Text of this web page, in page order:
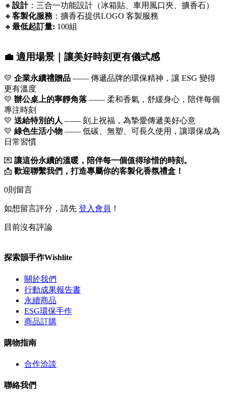
🔸 設計：三合一功能設計（冰箱貼、車用風口夾、擴香石）
🔸 客製化服務 ：擴香石提供LOGO 客製服務
🔸 最低起訂量: 100組
💼 適用場景｜讓美好時刻更有儀式感
💛 企業永續禮贈品 —— 傳遞品牌的環保精神，讓 ESG 變得
更有溫度
💛 辦公桌上的寧靜角落 —— 柔和香氣，舒緩身心，陪伴每個
專注時刻
💛 送給特別的人 —— 刻上祝福，為摯愛傳遞美好心意
💛 綠色生活小物 —— 低碳、無塑、可長久使用，讓環保成為
日常習慣
💌 讓這份永續的溫暖，陪伴每一個值得珍惜的時刻。
📩 歡迎聯繫我們，打造專屬你的客製化香氛禮盒！
0則留言
如想留言評分，請先 登入會員 ！
目前沒有評論
探索韻手作Wishlite
關於我們
行動成果報告書
永續商品
ESG環保手作
商品訂購
購物指南
合作洽談
聯絡我們